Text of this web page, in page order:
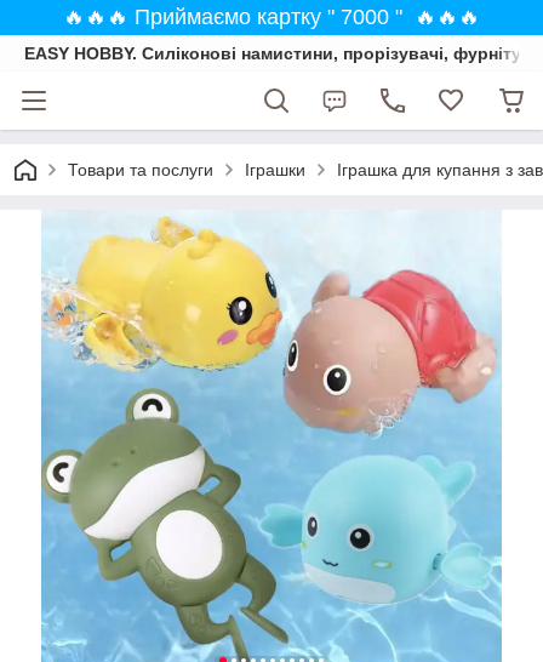
🔥🔥🔥 Приймаємо картку " 7000 " 🔥🔥🔥
EASY HOBBY. Силіконові намистини, прорізувачі,
Товари та послуги Іграшки Іграшка для купання з